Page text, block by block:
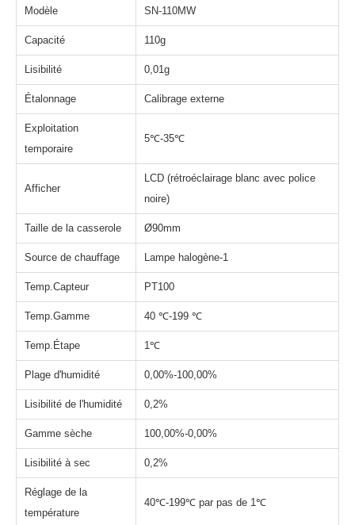
Modèle SN-110MW
Capacité 110g
Lisibilité 0,01g
Étalonnage Calibrage externe
Exploitation
temporaire
5℃-35℃
Afficher
LCD (rétroéclairage blanc avec police
noire)
Taille de la casserole Ø90mm
Source de chauffage Lampe halogène-1
Temp.Capteur PT100
Temp.Gamme 40 ℃-199 ℃
Temp.Étape 1℃
Plage d'humidité 0,00%-100,00%
Lisibilité de l'humidité 0,2%
Gamme sèche 100,00%-0,00%
Lisibilité à sec 0,2%
Réglage de la
température
40℃-199℃ par pas de 1℃